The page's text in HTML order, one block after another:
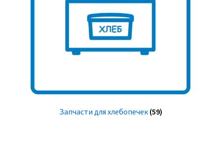
Запчасти для хлебопечек (59)